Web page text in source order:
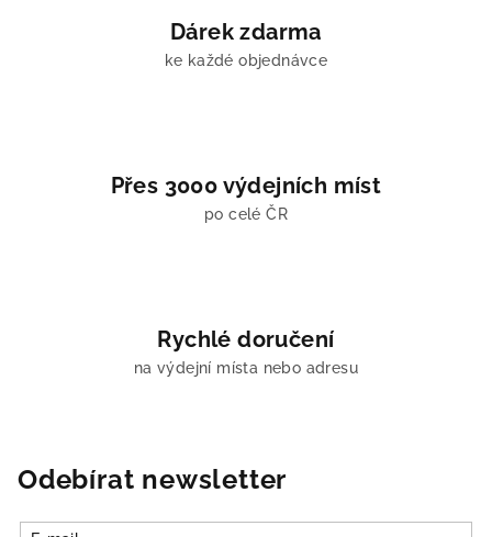
s
u
Dárek zdarma
ke každé objednávce
Přes 3000 výdejních míst
po celé ČR
Rychlé doručení
na výdejní místa nebo adresu
Odebírat newsletter